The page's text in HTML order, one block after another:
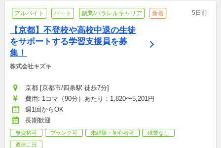
アルバイト パート 副業/パラレルキャリア 新着 5日前
【京都】不登校や高校中退の生徒
をサポートする学習支援員を募
集！
株式会社キズキ
京都 [京都市/四条駅 徒歩7分]
費用: 1コマ（90分）あたり：1,820〜5,201円
週1回からOK
長期歓迎
無資格可 ブランク可 未経験・初心者可
残業なし
週休二日